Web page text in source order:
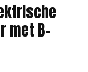
met B-